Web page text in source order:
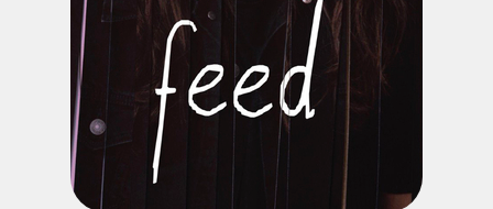
FilmesNoCinema.com.br é o maior localizador de filmes e
sessões de cinema no Brasil. Através dele, você pode
encontrar os filmes no cinema mais próximos a você ou a
qualquer cidade em território brasileiro. Você pode também
acessar informações sobre cinemas, horários, assistir aos
trailers e muito mais.